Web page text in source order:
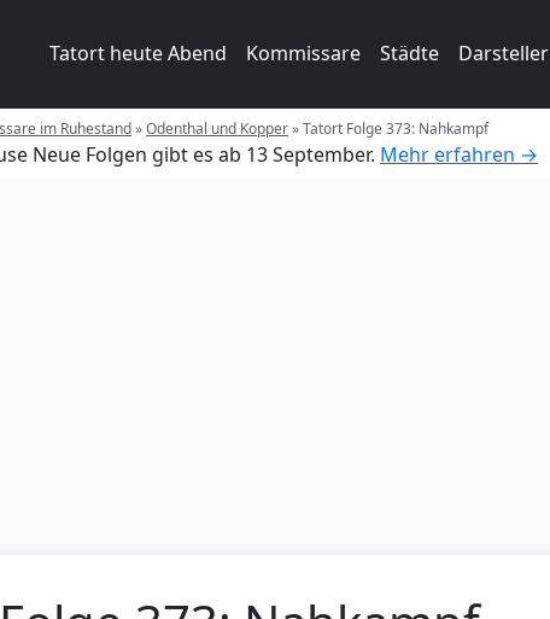
Tatort heute Abend Kommissare Städte Darsteller
im Ruhestand»Odenthal und Kopper»Tatort Folge 373: Nahkampf
Neue Folgen gibt es ab 13 September. Mehr erfahren →